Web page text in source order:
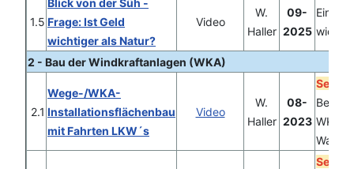
1.5
Blick von der Süh -
Frage: Ist Geld
wichtiger als Natur?
Video
W.
Haller
09-
2025
Eine
2 - Bau der Windkraftanlagen (WKA)
2.1
Wege-/WKA-
Installationsflächenbau
mit Fahrten LKW´s
Video
W.
Haller
08-
2023 WKA
Wald